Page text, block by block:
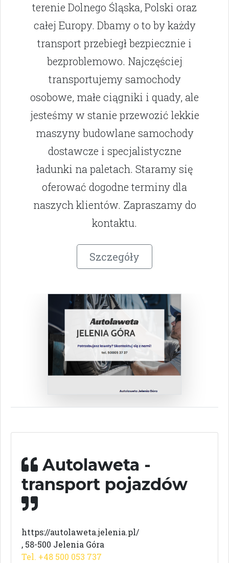
terenie Dolnego Śląska, Polski oraz
całej Europy. Dbamy o to by każdy
transport przebiegł bezpiecznie i
bezproblemowo. Najczęściej
transportujemy samochody
osobowe, małe ciągniki i quady, ale
jesteśmy w stanie przewozić lekkie
maszyny budowlane samochody
dostawcze i specjalistyczne
ładunki na paletach. Staramy się
oferować dogodne terminy dla
naszych klientów. Zapraszamy do
kontaktu.
Szczegóły
Autolaweta -
transport pojazdów
https://autolaweta.jelenia.pl/
, 58-500 Jelenia Góra
Tel. +48 500 053 737